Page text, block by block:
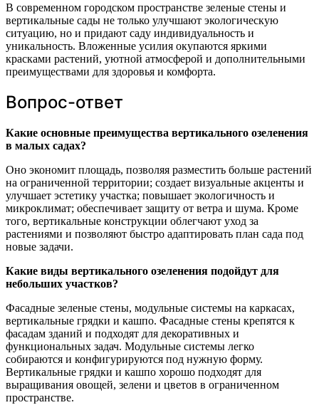
В современном городском пространстве зеленые стены и
вертикальные сады не только улучшают экологическую
ситуацию, но и придают саду индивидуальность и
уникальность. Вложенные усилия окупаются яркими
красками растений, уютной атмосферой и дополнительными
преимуществами для здоровья и комфорта.
Вопрос-ответ
Какие основные преимущества вертикального озеленения
в малых садах?
Оно экономит площадь, позволяя разместить больше растений
на ограниченной территории; создает визуальные акценты и
улучшает эстетику участка; повышает экологичность и
микроклимат; обеспечивает защиту от ветра и шума. Кроме
того, вертикальные конструкции облегчают уход за
растениями и позволяют быстро адаптировать план сада под
новые задачи.
Какие виды вертикального озеленения подойдут для
небольших участков?
Фасадные зеленые стены, модульные системы на каркасах,
вертикальные грядки и кашпо. Фасадные стены крепятся к
фасадам зданий и подходят для декоративных и
функциональных задач. Модульные системы легко
собираются и конфигурируются под нужную форму.
Вертикальные грядки и кашпо хорошо подходят для
выращивания овощей, зелени и цветов в ограниченном
пространстве.